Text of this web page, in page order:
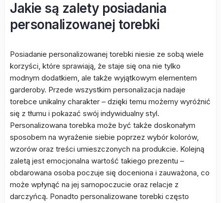
Jakie są zalety posiadania
personalizowanej torebki
Posiadanie personalizowanej torebki niesie ze sobą wiele
korzyści, które sprawiają, że staje się ona nie tylko
modnym dodatkiem, ale także wyjątkowym elementem
garderoby. Przede wszystkim personalizacja nadaje
torebce unikalny charakter – dzięki temu możemy wyróżnić
się z tłumu i pokazać swój indywidualny styl.
Personalizowana torebka może być także doskonałym
sposobem na wyrażenie siebie poprzez wybór kolorów,
wzorów oraz treści umieszczonych na produkcie. Kolejną
zaletą jest emocjonalna wartość takiego prezentu –
obdarowana osoba poczuje się doceniona i zauważona, co
może wpłynąć na jej samopoczucie oraz relacje z
darczyńcą. Ponadto personalizowane torebki często